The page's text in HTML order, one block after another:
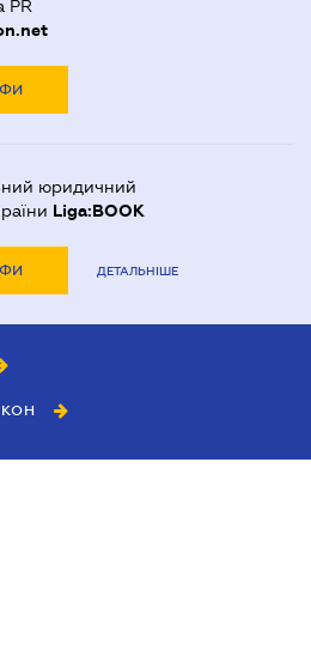
PR
юридичний
Liga:BOOK
ДЕТАЛЬНІШЕ